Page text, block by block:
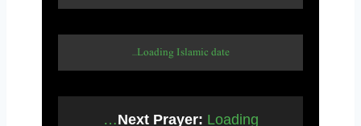
Loading Islamic date…
Next Prayer: Loading…